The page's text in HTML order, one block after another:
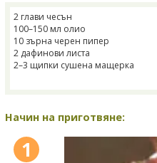
2 глави чесън
100–150 мл олио
10 зърна черен пипер
2 дафинови листа
2–3 щипки сушена мащерка
Начин на приготвяне:
1